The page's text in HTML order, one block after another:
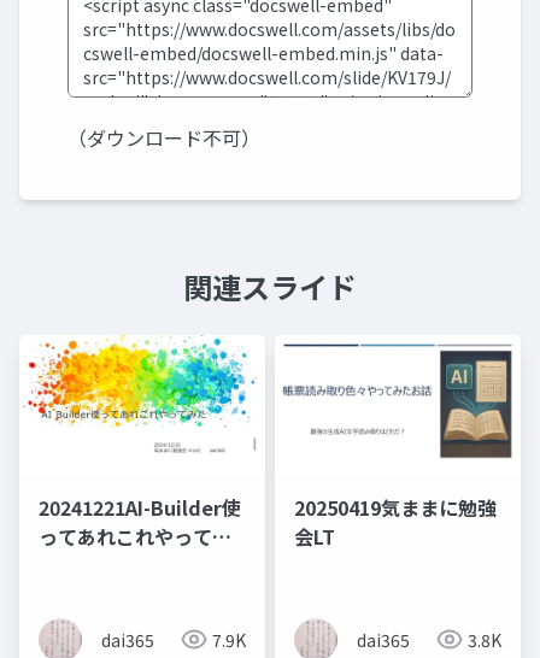
（ダウンロード不可）
関連スライド
20241221AI-Builder使
ってあれこれやってみ
dai365 7.9K
20250419気ままに勉強
会LT
dai365 3.8K